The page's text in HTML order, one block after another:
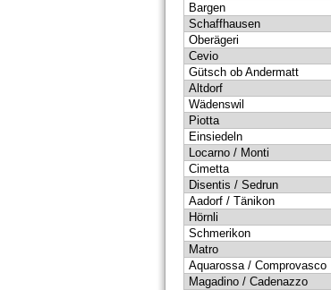
Bargen
Schaffhausen
Oberägeri
Cevio
Gütsch ob Andermatt
Altdorf
Wädenswil
Piotta
Einsiedeln
Locarno / Monti
Cimetta
Disentis / Sedrun
Aadorf / Tänikon
Hörnli
Schmerikon
Matro
Aquarossa / Comprovasco
Magadino / Cadenazzo